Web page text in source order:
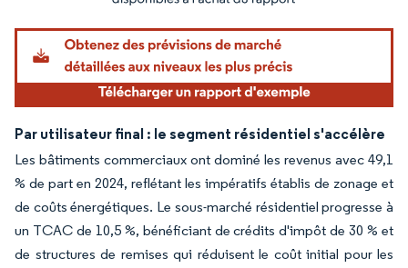
Par utilisateur final : le segment résidentiel s'accélère
Les bâtiments commerciaux ont dominé les revenus avec 49,1
% de part en 2024, reflétant les impératifs établis de zonage et
de coûts énergétiques. Le sous-marché résidentiel progresse à
un TCAC de 10,5 %, bénéficiant de crédits d'impôt de 30 % et
de structures de remises qui réduisent le coût initial pour les